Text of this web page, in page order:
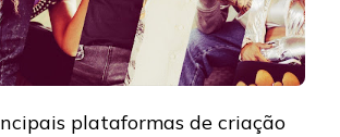
DE
SÃO
PAULO
EM
NOVA
DE
plataformas de criação